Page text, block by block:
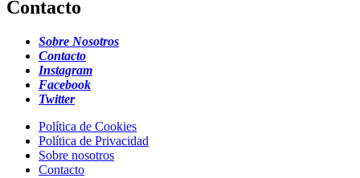
Contacto
Sobre Nosotros
Contacto
Instagram
Facebook
Twitter
Política de Cookies
Política de Privacidad
Sobre nosotros
Contacto